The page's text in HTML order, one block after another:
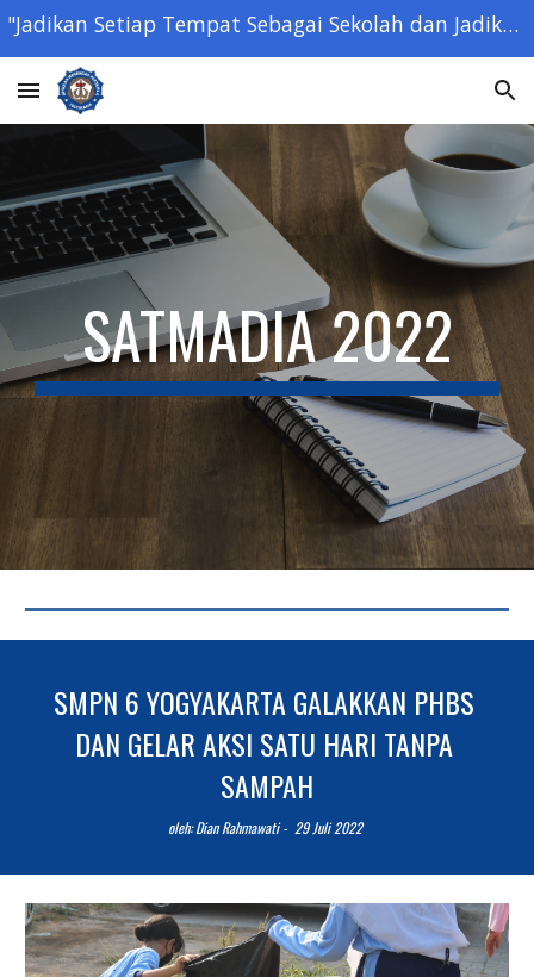
Skip to main content Skip to navigation
"Jadikan Setiap Tempat Sebagai Sekolah dan Jadikan Setiap Orang Sebagai Guru" - Ki Hajar Dewantara -
SATMADIA 2022
SMPN 6 YOGYAKARTA GALAKKAN PHBS
DAN GELAR AKSI SATU HARI TANPA
SAMPAH
oleh: Dian Rahmawati -  29 Juli 2022